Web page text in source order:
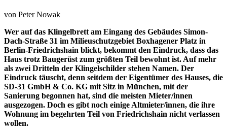
von Peter Nowak
Wer auf das Klingelbrett am Eingang des Gebäudes Simon-
Dach-Straße 31 im Milieuschutzgebiet Boxhagener Platz in
Berlin-Friedrichshain blickt, bekommt den Eindruck, dass das
Haus trotz Baugerüst zum größten Teil bewohnt ist. Auf mehr
als zwei Dritteln der Klingelschilder stehen Namen. Der
Eindruck täuscht, denn seitdem der Eigentümer des Hauses, die
SD-31 GmbH & Co. KG mit Sitz in München, mit der
Sanierung begonnen hat, sind die meisten Mieter/innen
ausgezogen. Doch es gibt noch einige Altmieter/innen, die ihre
Wohnung im begehrten Teil von Friedrichshain nicht verlassen
wollen.